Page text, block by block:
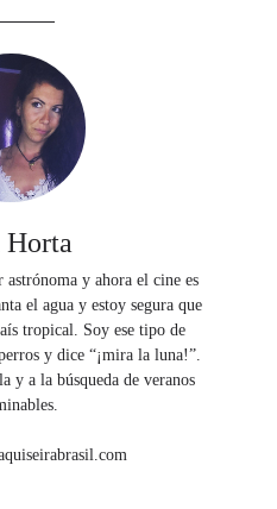
Horta
astrónoma y ahora el cine es
el agua y estoy segura que
tropical. Soy ese tipo de
y dice “¡mira la luna!”.
y a la búsqueda de veranos